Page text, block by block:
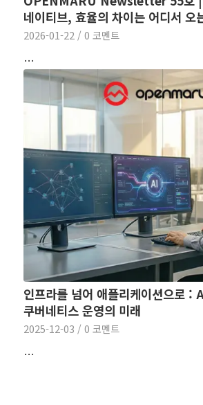
네이티브, 효율의 차이는 어디서 오
2026-01-22 / 0 코멘트
…
인프라를 넘어 애플리케이션으로 :
쿠버네티스 운영의 미래
2025-12-03 / 0 코멘트
…